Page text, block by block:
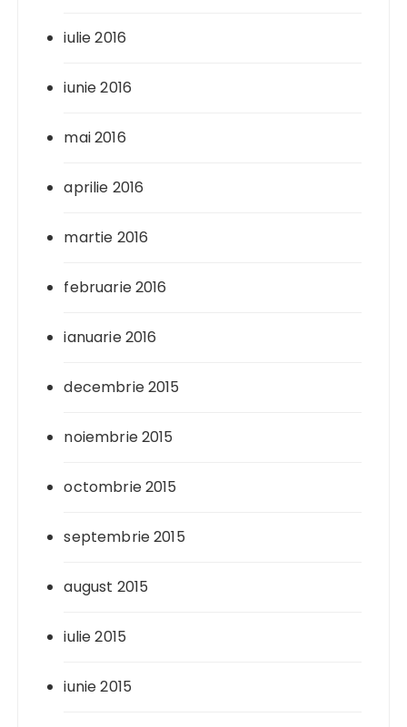
iulie 2016
iunie 2016
mai 2016
aprilie 2016
martie 2016
februarie 2016
ianuarie 2016
decembrie 2015
noiembrie 2015
octombrie 2015
septembrie 2015
august 2015
iulie 2015
iunie 2015